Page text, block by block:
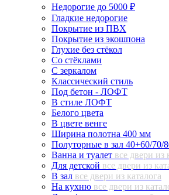
Недорогие до 5000 ₽
Гладкие недорогие
Покрытие из ПВХ
Покрытие из экошпона
Глухие без стёкол
Со стёклами
С зеркалом
Классический стиль
Под бетон - ЛОФТ
В стиле ЛОФТ
Белого цвета
В цвете венге
Ширина полотна 400 мм
Полуторные в зал 40+60/70/
Ванна и туалет все двери из
Для детской все двери из
В зал все двери из каталога
На кухню все двери из